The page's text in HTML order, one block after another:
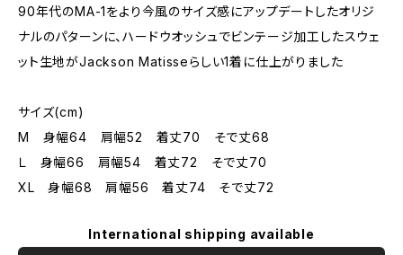
90年代のMA-1をより今風のサイズ感にアップデートしたオリジ
ナルのパターンに、ハードウオッシュでビンテージ加工したスウェ
ット生地がJackson Matisseらしい1着に仕上がりました
サイズ(cm)
M 身幅64 肩幅52 着丈70 そで丈68
Ｌ 身幅66 肩幅54 着丈72 そで丈70
XL 身幅68 肩幅56 着丈74 そで丈72
International shipping available